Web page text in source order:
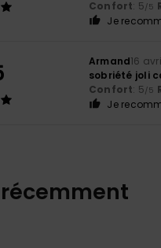
Confort: 5 /5
Je
Armand16
sobriété joli
Confort: 5 /5
Je